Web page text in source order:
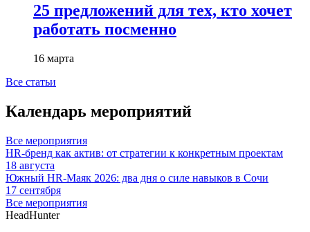
25 предложений для тех, кто хочет
работать посменно
16 марта
Все статьи
Календарь мероприятий
Все мероприятия
HR-бренд как актив: от стратегии к конкретным проектам
18 августа
Южный HR-Маяк 2026: два дня о силе навыков в Сочи
17 сентября
Все мероприятия
HeadHunter